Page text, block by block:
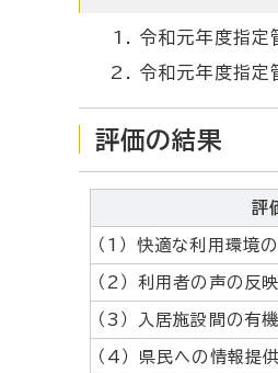
令和元年度指定
令和元年度指定
評価の結果
評
（1） 快適な利用環境
（2） 利用者の声の反
（3） 入居施設間の有
（4） 県民への情報提